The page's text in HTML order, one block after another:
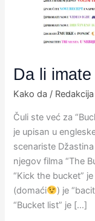
Da li imate
Kako da / Redakcija
Čuli ste već za
je upisan u
scenariste
njegov filma “The
“Kick the bucket”
(domaći
) je
“Bucket list” je […]